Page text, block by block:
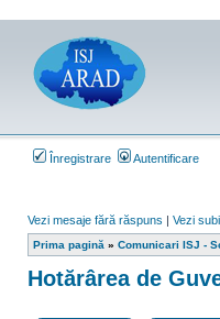
Înregistrare Autentificare
Vezi mesaje fără răspuns | Vezi
Prima pagină » Comunicari ISJ -
Hotărârea de